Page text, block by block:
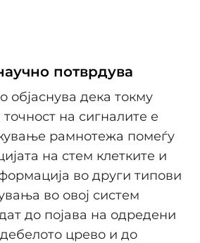
потврдува
објаснува дека токму
на сигналите е
рамнотежа помеѓу
на стем клетките и
во други типови
во овој систем
до појава на одредени
црево и до